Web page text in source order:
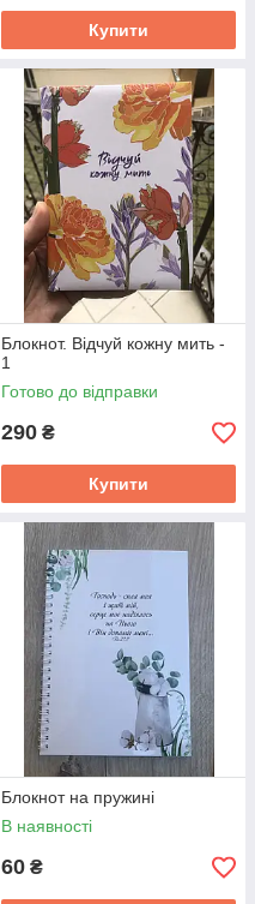
Купити
Блокнот. Відчуй кожну мить -
1
Готово до відправки
290 ₴
Купити
Блокнот на пружині
В наявності
60 ₴